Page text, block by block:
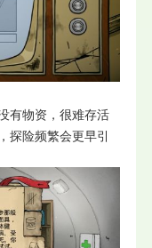
有物资，很难存活
探险频繁会更早引